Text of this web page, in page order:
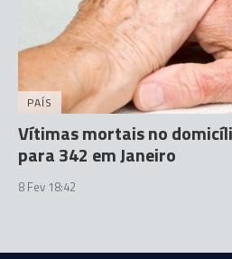
PAÍS
Vítimas mortais no
para 342 em Janeiro
8 Fev 18:42